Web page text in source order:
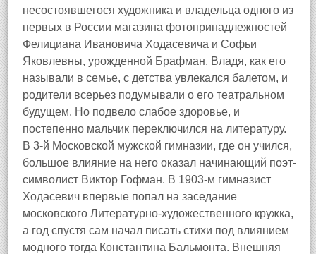
несостоявшегося художника и владельца одного из
первых в России магазина фотопринадлежностей
Фелициана Ивановича Ходасевича и Софьи
Яковлевны, урожденной Брафман. Владя, как его
называли в семье, с детства увлекался балетом, и
родители всерьез подумывали о его театральном
будущем. Но подвело слабое здоровье, и
постепенно мальчик переключился на литературу.
В 3-й Московской мужской гимназии, где он учился,
большое влияние на него оказал начинающий поэт-
символист Виктор Гофман. В 1903-м гимназист
Ходасевич впервые попал на заседание
московского Литературно-художественного кружка,
а год спустя сам начал писать стихи под влиянием
модного тогда Константина Бальмонта. Внешняя